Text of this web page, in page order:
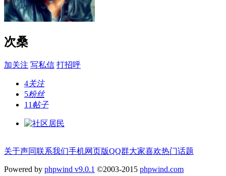
次桑
加关注 写私信 打招呼
4关注
5粉丝
11 帖子
关于声同联系我们手机网页版QQ群大家喜欢热门话题
Powered by phpwind v9.0.1 ©2003-2015 phpwind.com